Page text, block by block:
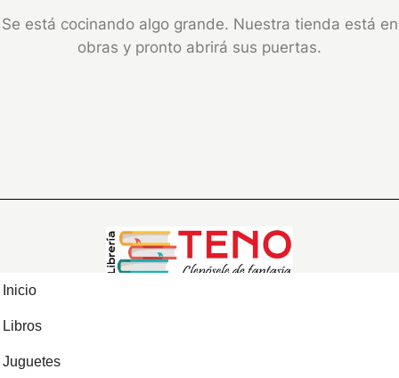
Se está cocinando algo grande. Nuestra tienda está en
obras y pronto abrirá sus puertas.
Inicio
Libros
Juguetes